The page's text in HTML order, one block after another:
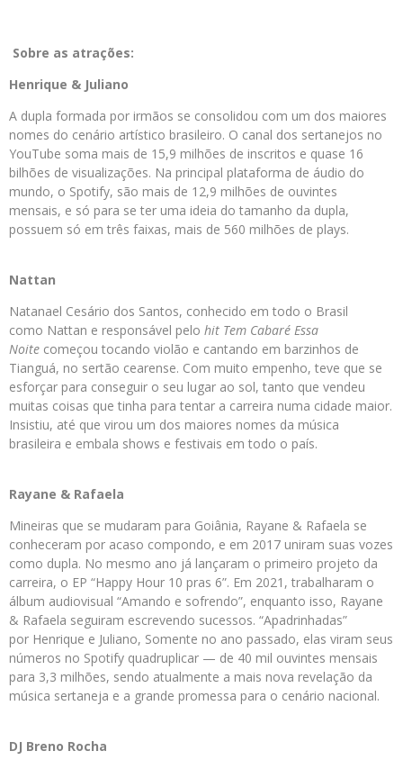
Sobre as atrações:
Henrique & Juliano
A dupla formada por irmãos se consolidou com um dos maiores
nomes do cenário artístico brasileiro. O canal dos sertanejos no
YouTube soma mais de 15,9 milhões de inscritos e quase 16
bilhões de visualizações. Na principal plataforma de áudio do
mundo, o Spotify, são mais de 12,9 milhões de ouvintes
mensais, e só para se ter uma ideia do tamanho da dupla,
possuem só em três faixas, mais de 560 milhões de plays.
Nattan
Natanael Cesário dos Santos, conhecido em todo o Brasil
como Nattan e responsável pelo hit Tem Cabaré Essa
Noite começou tocando violão e cantando em barzinhos de
Tianguá, no sertão cearense. Com muito empenho, teve que se
esforçar para conseguir o seu lugar ao sol, tanto que vendeu
muitas coisas que tinha para tentar a carreira numa cidade maior.
Insistiu, até que virou um dos maiores nomes da música
brasileira e embala shows e festivais em todo o país.
Rayane & Rafaela
Mineiras que se mudaram para Goiânia, Rayane & Rafaela se
conheceram por acaso compondo, e em 2017 uniram suas vozes
como dupla. No mesmo ano já lançaram o primeiro projeto da
carreira, o EP “Happy Hour 10 pras 6”. Em 2021, trabalharam o
álbum audiovisual “Amando e sofrendo”, enquanto isso, Rayane
& Rafaela seguiram escrevendo sucessos. “Apadrinhadas”
por Henrique e Juliano, Somente no ano passado, elas viram seus
números no Spotify quadruplicar — de 40 mil ouvintes mensais
para 3,3 milhões, sendo atualmente a mais nova revelação da
música sertaneja e a grande promessa para o cenário nacional.
DJ Breno Rocha